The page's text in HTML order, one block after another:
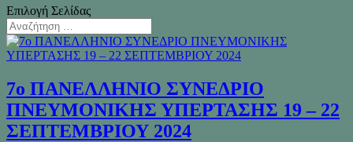
Επιλογή Σελίδας
7ο ΠΑΝΕΛΛΗΝΙΟ ΣΥΝΕΔΡΙΟ
ΠΝΕΥΜΟΝΙΚΗΣ ΥΠΕΡΤΑΣΗΣ 19 – 22
ΣΕΠΤΕΜΒΡΙΟΥ 2024